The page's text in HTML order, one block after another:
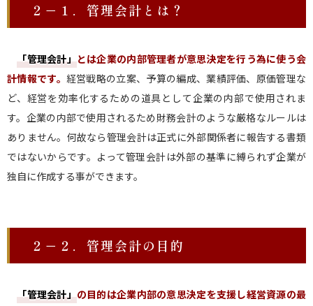
２－１．管理会計とは？
「管理会計」とは企業の内部管理者が意思決定を行う為に使う会
計情報です。 経営戦略の立案、予算の編成、業績評価、原価管理な
ど、経営を効率化するための道具として企業の内部で使用されま
す。企業の内部で使用されるため財務会計のような厳格なルールは
ありません。何故なら管理会計は正式に外部関係者に報告する書類
ではないからです。よって管理会計は外部の基準に縛られず企業が
独自に作成する事ができます。
２－２．管理会計の目的
「管理会計」の目的は企業内部の意思決定を支援し経営資源の最